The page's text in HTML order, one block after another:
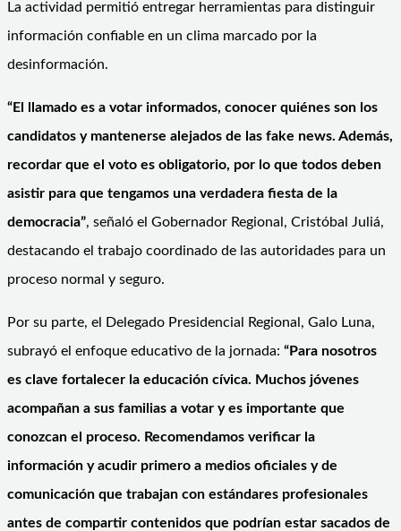
La actividad permitió entregar herramientas para distinguir
información confiable en un clima marcado por la
desinformación.
“El llamado es a votar informados, conocer quiénes son los
candidatos y mantenerse alejados de las fake news. Además,
recordar que el voto es obligatorio, por lo que todos deben
asistir para que tengamos una verdadera fiesta de la
democracia”, señaló el Gobernador Regional, Cristóbal Juliá,
destacando el trabajo coordinado de las autoridades para un
proceso normal y seguro.
Por su parte, el Delegado Presidencial Regional, Galo Luna,
subrayó el enfoque educativo de la jornada: “Para nosotros
es clave fortalecer la educación cívica. Muchos jóvenes
acompañan a sus familias a votar y es importante que
conozcan el proceso. Recomendamos verificar la
información y acudir primero a medios oficiales y de
comunicación que trabajan con estándares profesionales
antes de compartir contenidos que podrían estar sacados de